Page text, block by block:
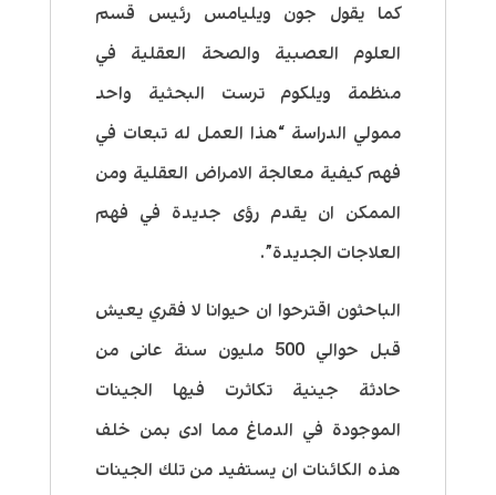
كما يقول جون ويليامس رئيس قسم
العلوم العصبية والصحة العقلية في
منظمة ويلكوم ترست البحثية واحد
ممولي الدراسة “هذا العمل له تبعات في
فهم كيفية معالجة الامراض العقلية ومن
الممكن ان يقدم رؤى جديدة في فهم
العلاجات الجديدة”.
الباحثون اقترحوا ان حيوانا لا فقري يعيش
قبل حوالي 500 مليون سنة عانى من
حادثة جينية تكاثرت فيها الجينات
الموجودة في الدماغ مما ادى بمن خلف
هذه الكائنات ان يستفيد من تلك الجينات